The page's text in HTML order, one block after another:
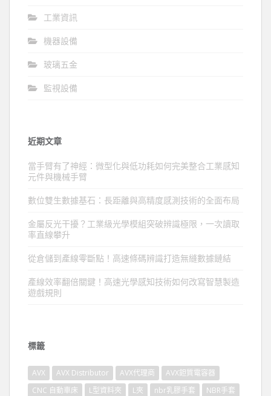
工業資訊
機器設備
玻璃五金
監視設備
近期文章
當手臂有了神經：微型化與低功耗如何完美整合工業感知
元件與機械手臂
數位雙生數據基石：長距離與高精度感測技術的全面布局
金屬反光干擾？工業級光學模組突破辨識極限，一次讀取
率直線攀升
從倉儲到產線零斷點！高速條碼辨識打造無縫數據鏈結
產線效率翻倍關鍵！高速光學感知技術如何改寫智慧製造
遊戲規則
標籤
AVX AVX Distributor AVX代理商
AVX鉭質電容器
CNC 自動車床
L型資料夾 L夾 nbr乳膠手套
NBR手套